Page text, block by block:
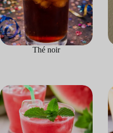
Thé noir